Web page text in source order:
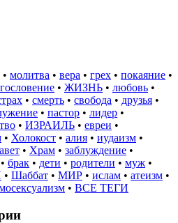
• молитва • вера • грех • покаяние •
• ЖИЗНЬ • любовь •
• смерть • свобода • друзья •
• пастор • лидер •
• ИЗРАИЛЬ • евреи •
• Холокост • алия • иудаизм •
• Храм • заблуждение •
• брак • дети • родители • муж •
• Шаббат • МИР • ислам • атеизм •
• ВСЕ ТЕГИ